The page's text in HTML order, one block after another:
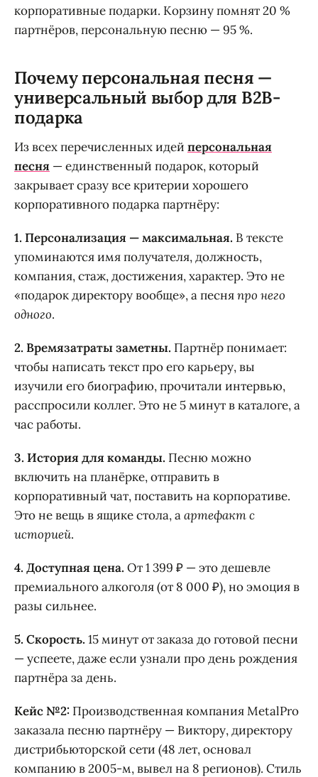
корпоративные подарки. Корзину помнят 20 %
партнёров, персональную песню — 95 %.
Почему персональная песня —
универсальный выбор для B2B-
подарка
Из всех перечисленных идей персональная
песня — единственный подарок, который
закрывает сразу все критерии хорошего
корпоративного подарка партнёру:
1. Персонализация — максимальная. В тексте
упоминаются имя получателя, должность,
компания, стаж, достижения, характер. Это не
«подарок директору вообще», а песняпро него
одного.
2. Времязатраты заметны. Партнёр понимает:
чтобы написать текст про его карьеру, вы
изучили его биографию, прочитали интервью,
расспросили коллег. Это не 5 минут в каталоге, а
час работы.
3. История для команды. Песню можно
включить на планёрке, отправить в
корпоративный чат, поставить на корпоративе.
Это не вещь в ящике стола, аартефакт с
историей.
4. Доступная цена. От 1 399 ₽ — это дешевле
премиального алкоголя (от 8 000 ₽), но эмоция в
разы сильнее.
5. Скорость. 15 минут от заказа до готовой песни
— успеете, даже если узнали про день рождения
партнёра за день.
Кейс №2: Производственная компания MetalPro
заказала песню партнёру — Виктору, директору
дистрибьюторской сети (48 лет, основал
компанию в 2005-м, вывел на 8 регионов). Стиль